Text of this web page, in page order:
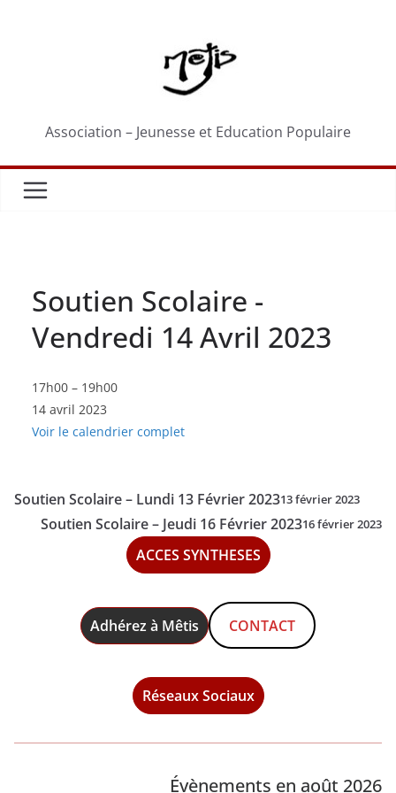
Association – Jeunesse et Education Populaire
Soutien Scolaire -
Vendredi 14 Avril 2023
Soutien
Scolaire
-
17h00 – 19h00
14 avril 2023
Voir le calendrier complet
Soutien Scolaire – Lundi 13 Février 202313 février 2023
Soutien Scolaire – Jeudi 16 Février 202316 février 2023
ACCES SYNTHESES
Adhérez à Mêtis CONTACT
Réseaux Sociaux
Évènements en août 2026